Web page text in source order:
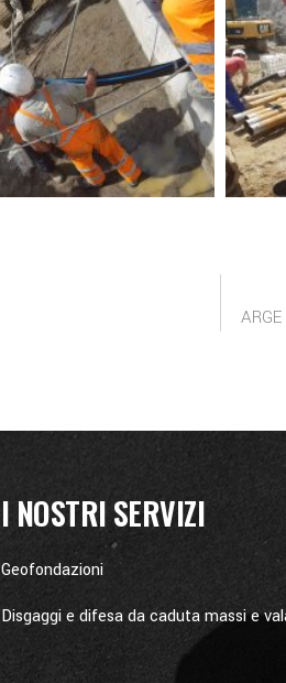
I NOSTRI SERVIZI
Geofondazioni
Disgaggi e difesa da caduta massi e